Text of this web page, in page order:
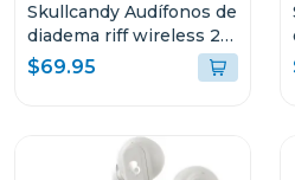
Skullcandy Audífonos de
diadema riff wireless 2
true black s5prw
$69.95